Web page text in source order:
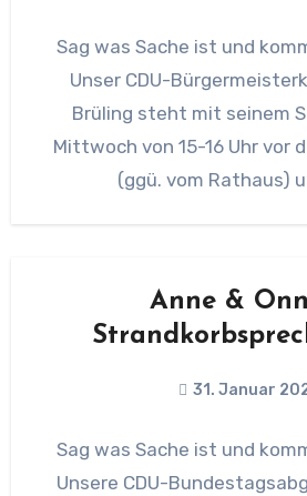
Sag was Sache ist und
Unser CDU-
Brüling steht mit seinem
Mittwoch von 15-16 Uhr vor
(ggü. vom Rathaus)
Anne &
31. Januar
Sag was Sache ist und
Unsere CDU-